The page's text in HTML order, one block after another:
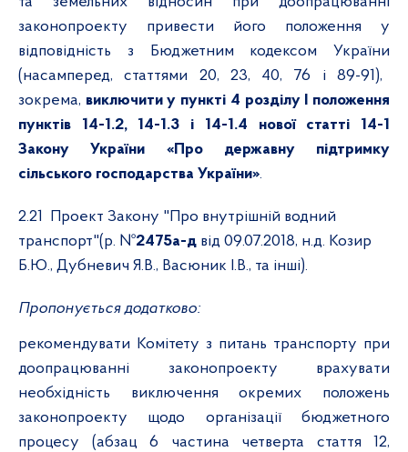
законопроекту привести його положення у
відповідність з Бюджетним кодексом України
(насамперед, статтями 20, 23, 40, 76 і 89-91),
зокрема, виключити у пункті 4 розділу І положення
пунктів 14-1.2, 14-1.3 і 14-1.4 нової статті 14-1
Закону України «Про державну підтримку
сільського господарства України».
2.21
Проект Закону "Про внутрішній водний
транспорт"(р. №2475а-д від 09.07.2018, н.д. Козир
Б.Ю., Дубневич Я.В., Васюник І.В., та інші).
Пропонується додатково:
рекомендувати Комітету з питань транспорту при
доопрацюванні законопроекту врахувати
необхідність виключення окремих положень
законопроекту щодо організації бюджетного
процесу (абзац 6 частина четверта стаття 12,